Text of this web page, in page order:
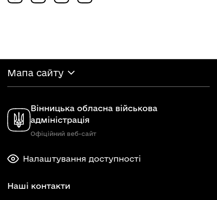
Мапа сайту
Вінницька обласна військова
адміністрація
Офіційний веб-сайт
Налаштування доступності
Наші контакти